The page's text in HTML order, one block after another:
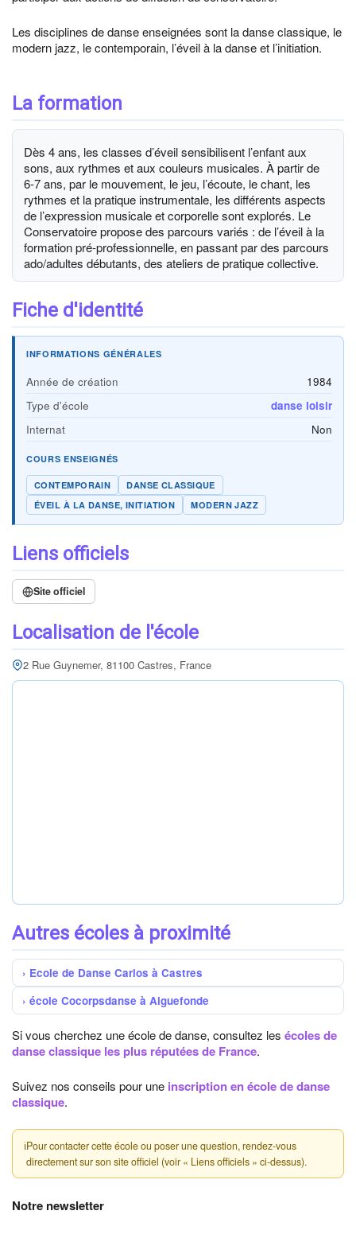
Les disciplines de danse enseignées sont la danse classique, le
modern jazz, le contemporain, l’éveil à la danse et l’initiation.
La formation
Dès 4 ans, les classes d’éveil sensibilisent l’enfant aux
sons, aux rythmes et aux couleurs musicales. À partir de
6-7 ans, par le mouvement, le jeu, l’écoute, le chant, les
rythmes et la pratique instrumentale, les différents aspects
de l’expression musicale et corporelle sont explorés. Le
Conservatoire propose des parcours variés : de l’éveil à la
formation pré-professionnelle, en passant par des parcours
ado/adultes débutants, des ateliers de pratique collective.
Fiche d'identité
INFORMATIONS GÉNÉRALES
Année de création
1984
Type d'école
danse loisir
Internat
Non
COURS ENSEIGNÉS
CONTEMPORAIN
DANSE CLASSIQUE
ÉVEIL À LA DANSE, INITIATION
MODERN JAZZ
Liens officiels
Site officiel
Localisation de l'école
2 Rue Guynemer, 81100 Castres, France
Autres écoles à proximité
Ecole de Danse Carlos à Castres
école Cocorpsdanse à Aiguefonde
Si vous cherchez une école de danse, consultez les écoles de
danse classique les plus réputées de France.
Suivez nos conseils pour une inscription en école de danse
classique.
ℹPour contacter cette école ou poser une question, rendez-vous
directement sur son site officiel (voir « Liens officiels » ci-dessus).
Notre newsletter